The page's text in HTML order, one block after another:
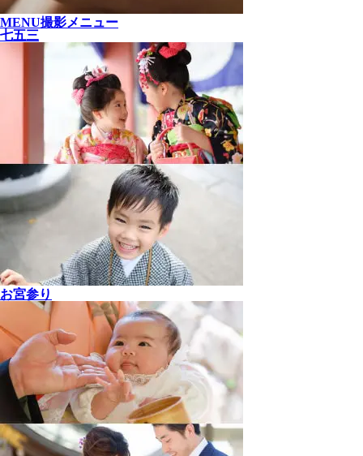
MENU撮影メニュー
七五三
お宮参り